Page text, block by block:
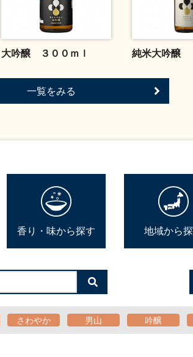
大吟醸 ３００ｍｌ 純米大吟醸
一覧をみる
香り・味から探す 地域から
検
索
る
さわやか 男山 吟醸